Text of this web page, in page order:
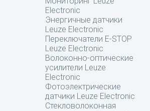
Electronic
Энергичные датчики
Leuze Electronic
Переключатели E-STOP
Leuze Electronic
Волоконно-оптические
усилители Leuze
Electronic
Фотоэлектрические
датчики Leuze Electronic
Стекловолоконная